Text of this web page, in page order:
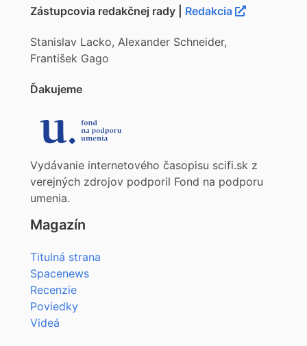
Zástupcovia redakčnej rady | Redakcia
Stanislav Lacko, Alexander Schneider,
František Gago
Ďakujeme
Vydávanie internetového časopisu scifi.sk z
verejných zdrojov podporil Fond na podporu
umenia.
Magazín
Titulná strana
Spacenews
Recenzie
Poviedky
Videá